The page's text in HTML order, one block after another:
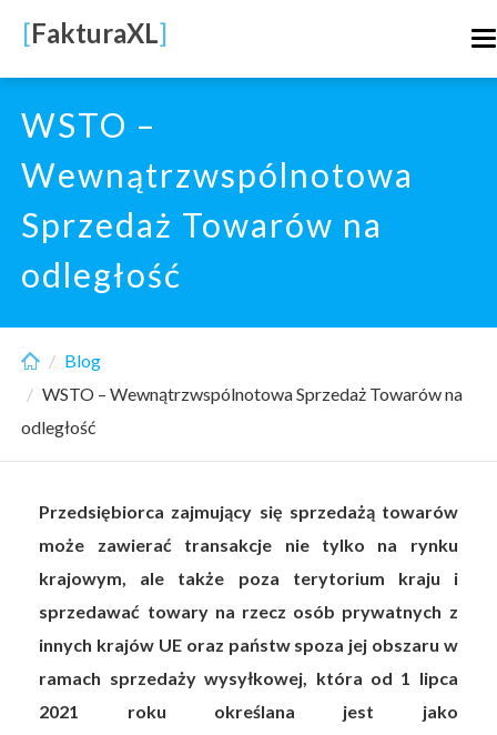
main
content
[FakturaXL]
WSTO –
Wewnątrzwspólnotowa
Sprzedaż Towarów na
odległość
Blog
WSTO – Wewnątrzwspólnotowa Sprzedaż Towarów na
odległość
Przedsiębiorca zajmujący się sprzedażą towarów
może zawierać transakcje nie tylko na rynku
krajowym, ale także poza terytorium kraju i
sprzedawać towary na rzecz osób prywatnych z
innych krajów UE oraz państw spoza jej obszaru w
ramach sprzedaży wysyłkowej, która od 1 lipca
2021 roku określana jest jako